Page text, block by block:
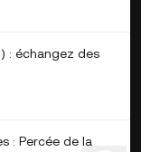
: échangez des
: Percée de la